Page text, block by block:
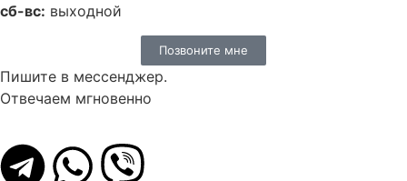
сб-вс: выходной
Позвоните мне
Пишите в мессенджер.
Отвечаем мгновенно